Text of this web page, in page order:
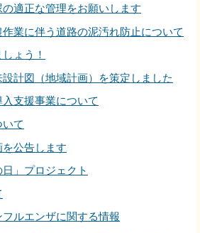
適正な管理をお願いします
作業に伴う道路の泥汚れ防止について
ょう！
設計図（地域計画）を策定しました
支援事業について
て
公告します
日」プロジェクト
ルエンザに関する情報